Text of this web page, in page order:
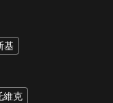
基
維克